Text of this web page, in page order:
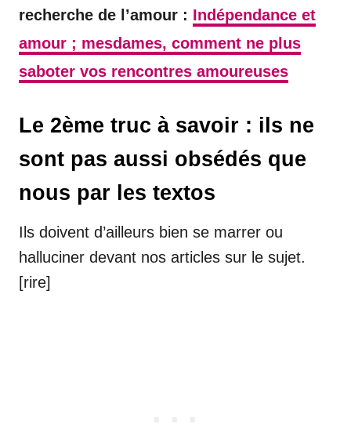
recherche de l’amour : Indépendance et
amour ; mesdames, comment ne plus
saboter vos rencontres amoureuses
Le 2ème truc à savoir : ils ne
sont pas aussi obsédés que
nous par les textos
Ils doivent d’ailleurs bien se marrer ou
halluciner devant nos articles sur le sujet.
[rire]